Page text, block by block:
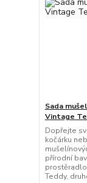
Sada
Vintage
Dopřejte
kočárku
přírodní
Teddy,